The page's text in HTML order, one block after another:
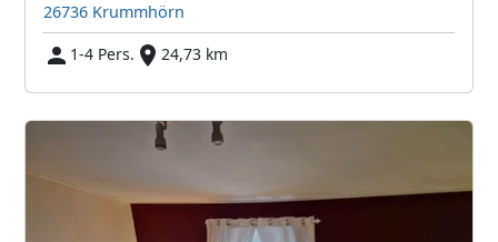
26736 Krummhörn
1-4 Pers.
24,73 km